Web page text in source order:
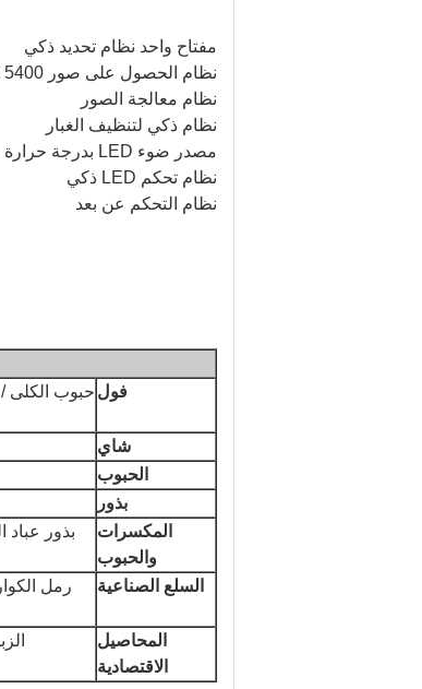
مفتاح واحد نظام تحديد ذكي
نظام الحصول على صور CCD 5400 بكسل
نظام معالجة الصور
نظام ذكي لتنظيف الغبار
مصدر ضوء LED بدرجة حرارة منخفضة
نظام تحكم LED ذكي
نظام التحكم عن بعد
فول حبوب الكلى /
شاي
الحبوب
بذور
المكسرات
والحبوب
بذور
السلع الصناعية
رمل
المحاصيل
الاقتصادية